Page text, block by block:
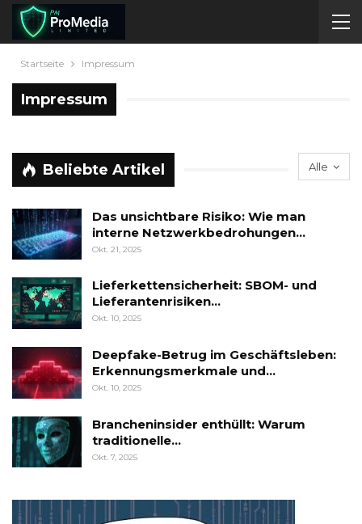
Startseite Impressum
Impressum
Alle
Beliebte Artikel
Das unsichtbare Risiko: Wie man
interne Netzwerkbedrohungen…
Okt. 21, 2025
Lieferkettensicherheit: SBOM- und
Lieferantenrisiken…
Okt. 10, 2025
Deepfake-Betrug im Geschäftsleben:
Erkennungsmerkmale und…
Okt. 10, 2025
Brancheninsider enthüllt: Warum
traditionelle…
Okt. 7, 2025